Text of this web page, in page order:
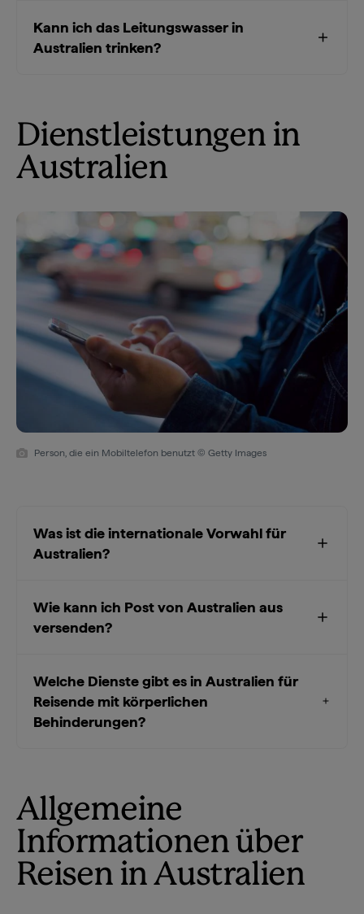
Kann ich das Leitungswasser in
Australien trinken?
Dienstleistungen in
Australien
Person, die ein Mobiltelefon benutzt © Getty Images
Was ist die internationale Vorwahl für
Australien?
Wie kann ich Post von Australien aus
versenden?
Welche Dienste gibt es in Australien für
Reisende mit körperlichen
Behinderungen?
Allgemeine
Informationen über
Reisen in Australien